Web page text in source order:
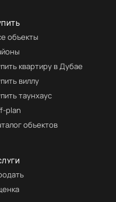
объекты
квартиру в Дубае
виллу
таунхаус
plan
объектов